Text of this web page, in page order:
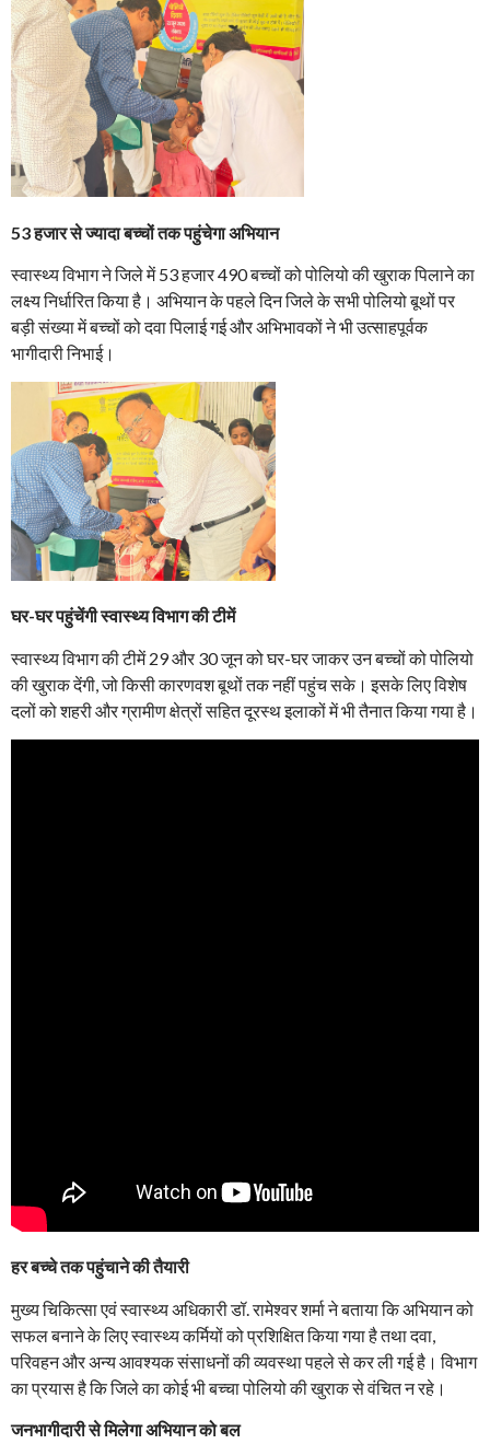
53 हजार से ज्यादा बच्चों तक पहुंचेगा अभियान
स्वास्थ्य विभाग ने जिले में 53 हजार 490 बच्चों को पोलियो की खुराक पिलाने का
लक्ष्य निर्धारित किया है। अभियान के पहले दिन जिले के सभी पोलियो बूथों पर
बड़ी संख्या में बच्चों को दवा पिलाई गई और अभिभावकों ने भी उत्साहपूर्वक
भागीदारी निभाई।
घर-घर पहुंचेंगी स्वास्थ्य विभाग की टीमें
स्वास्थ्य विभाग की टीमें 29 और 30 जून को घर-घर जाकर उन बच्चों को पोलियो
की खुराक देंगी, जो किसी कारणवश बूथों तक नहीं पहुंच सके। इसके लिए विशेष
दलों को शहरी और ग्रामीण क्षेत्रों सहित दूरस्थ इलाकों में भी तैनात किया गया है।
हर बच्चे तक पहुंचाने की तैयारी
मुख्य चिकित्सा एवं स्वास्थ्य अधिकारी डॉ. रामेश्वर शर्मा ने बताया कि अभियान को
सफल बनाने के लिए स्वास्थ्य कर्मियों को प्रशिक्षित किया गया है तथा दवा,
परिवहन और अन्य आवश्यक संसाधनों की व्यवस्था पहले से कर ली गई है। विभाग
का प्रयास है कि जिले का कोई भी बच्चा पोलियो की खुराक से वंचित न रहे।
जनभागीदारी से मिलेगा अभियान को बल